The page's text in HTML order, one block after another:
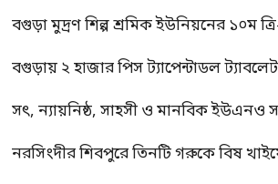
বগুড়া মুদ্রণ শিল্প শ্রমিক ইউনিয়নের ১০ম
বগুড়ায় ২ হাজার পিস ট্যাপেন্টাডল
সৎ, ন্যায়নিষ্ঠ, সাহসী ও মানবিক ইউএনও
নরসিংদীর শিবপুরে তিনটি গরুকে বিষ